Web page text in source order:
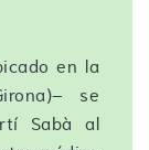
en la
se
Sabà al